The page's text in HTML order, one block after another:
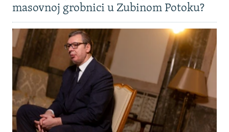
masovnoj grobnici u Zubinom Potoku?